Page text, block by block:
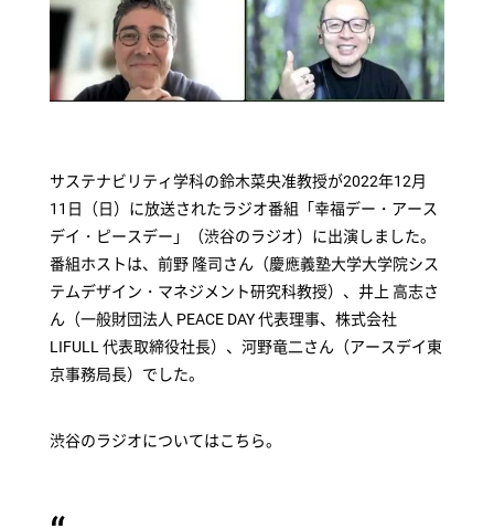
サステナビリティ学科の鈴木菜央准教授が2022年12月
11日（日）に放送されたラジオ番組「幸福デー・アース
デイ・ピースデー」（渋谷のラジオ）に出演しました。
番組ホストは、前野 隆司さん（慶應義塾大学大学院シス
テムデザイン・マネジメント研究科教授）、井上 高志さ
ん（一般財団法人 PEACE DAY 代表理事、株式会社
LIFULL 代表取締役社長）、河野竜二さん（アースデイ東
京事務局長）でした。
渋谷のラジオについてはこちら。